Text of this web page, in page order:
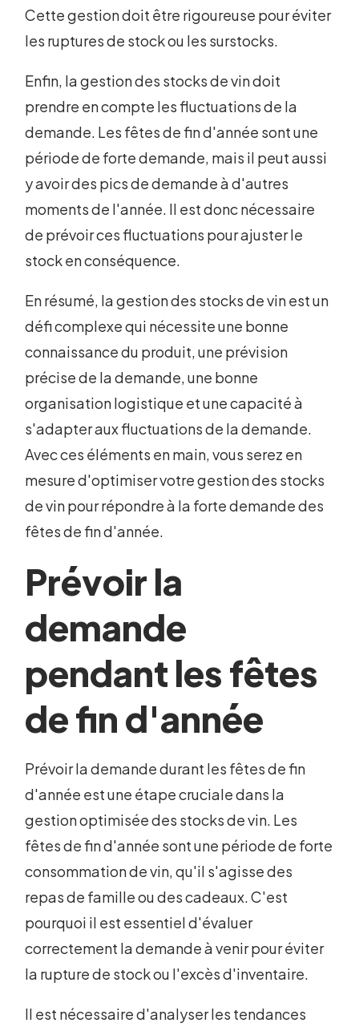
Cette gestion doit être rigoureuse pour éviter
les ruptures de stock ou les surstocks.
Enfin, la gestion des stocks de vin doit
prendre en compte les fluctuations de la
demande. Les fêtes de fin d'année sont une
période de forte demande, mais il peut aussi
y avoir des pics de demande à d'autres
moments de l'année. Il est donc nécessaire
de prévoir ces fluctuations pour ajuster le
stock en conséquence.
En résumé, la gestion des stocks de vin est un
défi complexe qui nécessite une bonne
connaissance du produit, une prévision
précise de la demande, une bonne
organisation logistique et une capacité à
s'adapter aux fluctuations de la demande.
Avec ces éléments en main, vous serez en
mesure d'optimiser votre gestion des stocks
de vin pour répondre à la forte demande des
fêtes de fin d'année.
Prévoir la
demande
pendant les fêtes
de fin d'année
Prévoir la demande durant les fêtes de fin
d'année est une étape cruciale dans la
gestion optimisée des stocks de vin. Les
fêtes de fin d'année sont une période de forte
consommation de vin, qu'il s'agisse des
repas de famille ou des cadeaux. C'est
pourquoi il est essentiel d'évaluer
correctement la demande à venir pour éviter
la rupture de stock ou l'excès d'inventaire.
Il est nécessaire d'analyser les tendances